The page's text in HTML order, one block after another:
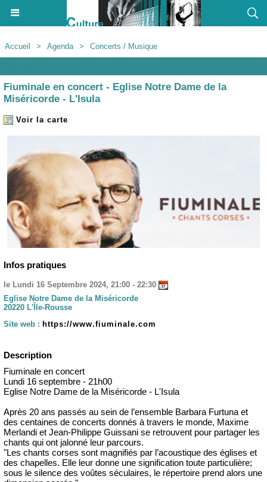
Accueil > Agenda > Concerts / Musique
Fiuminale en concert - Eglise Notre Dame de la
Miséricorde - L'Isula
Voir la carte
Infos pratiques
le Lundi 16 Septembre 2024, 21:00 - 22:30
Eglise Notre Dame de la Miséricorde
20220 L'Île-Rousse
Site web : https://www.fiuminale.com
Description
Fiuminale en concert
Lundi 16 septembre - 21h00
Eglise Notre Dame de la Miséricorde - L'Isula
Après 20 ans passés au sein de l’ensemble Barbara Furtuna et
des centaines de concerts donnés à travers le monde, Maxime
Merlandi et Jean-Philippe Guissani se retrouvent pour partager les
chants qui ont jalonné leur parcours.
"Les chants corses sont magnifiés par l’acoustique des églises et
des chapelles. Elle leur donne une signification toute particulière;
sous le silence des voûtes séculaires, le répertoire prend alors une